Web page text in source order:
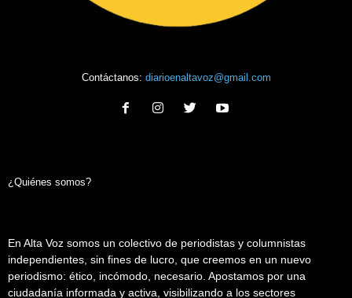
Contáctanos: diarioenaltavoz@gmail.com
¿Quiénes somos?
En Alta Voz somos un colectivo de periodistas y columnistas
independientes, sin fines de lucro, que creemos en un nuevo
periodismo: ético, incómodo, necesario. Apostamos por una
ciudadanía informada y activa, visibilizando a los sectores